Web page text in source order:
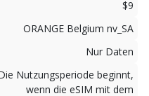
$9
ORANGE Belgium nv_SA
Nur Daten
Nutzungsperiode beginnt,
wenn die eSIM mit dem